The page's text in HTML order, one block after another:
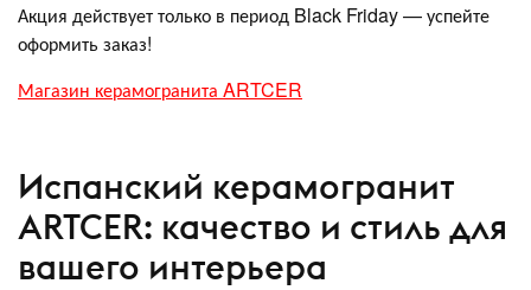
Акция действует только в период Black Friday — успейте
оформить заказ!
Магазин керамогранита ARTCER
Испанский керамогранит
ARTCER: качество и стиль для
вашего интерьера